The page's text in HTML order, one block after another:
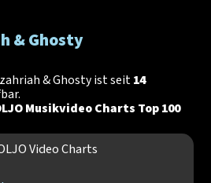
& Ghosty
& Ghosty ist seit14
Musikvideo Charts Top 100
Video Charts